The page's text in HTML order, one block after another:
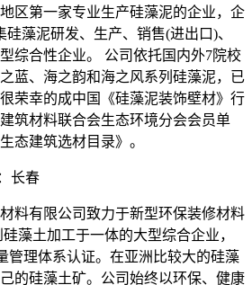
区第一家专业生产硅藻泥的企业，企
藻泥研发、生产、销售(进出口)、
综合性企业。 公司依托国内外7院校
蓝、海之韵和海之风系列硅藻泥，已
荣幸的成中国《硅藻泥装饰壁材》行
筑材料联合会生态环境分会会员单
态建筑选材目录》。
长春
料有限公司致力于新型环保装修材料
藻土加工于一体的大型综合企业，
管理体系认证。在亚洲比较大的硅藻
的硅藻土矿。公司始终以环保、健康